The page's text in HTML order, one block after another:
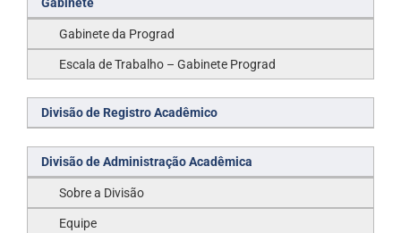
Gabinete da Prograd
Escala de Trabalho – Gabinete Prograd
Divisão de Registro Acadêmico
Divisão de Administração Acadêmica
Sobre a Divisão
Equipe